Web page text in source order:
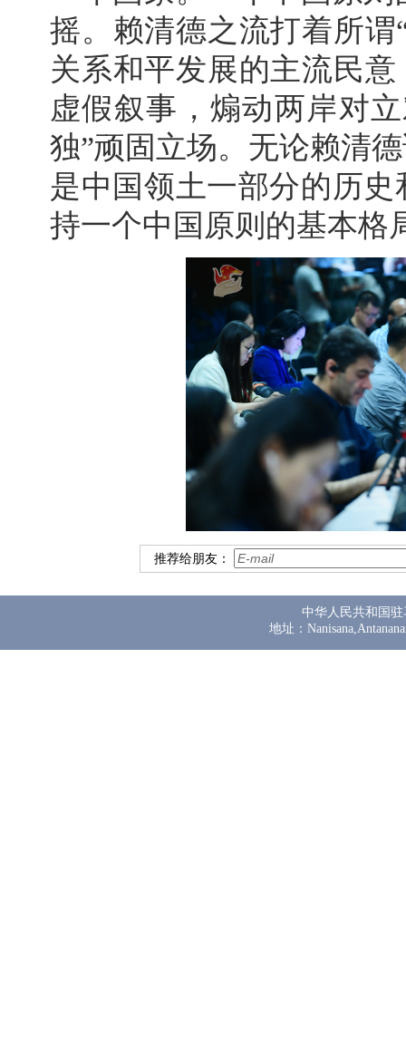
摇。赖清德之流打着所
关系和平发展的主流民
虚假叙事，煽动两岸对
独”顽固立场。无论赖清
是中国领土一部分的历
持一个中国原则的基本格
推荐给朋友：
中华人民共和国
地址：